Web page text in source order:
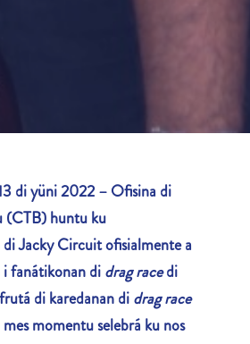
di yüni 2022 – Ofisina di
(CTB) huntu ku
Jacky Circuit ofisialmente a
fanátikonan didrag racedi
di karedanan didrag race
momentu selebrá ku nos